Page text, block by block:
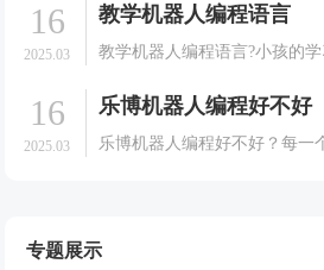
子的学习方面可以说是相当的
要孩子.
16
2025.03
教学机器人编程语言
教学机器人编程语言?小孩的
一些能有利于孩子成长的课程
了解一.
16
2025.03
乐博机器人编程好不好
乐博机器人编程好不好？每一
有利于孩.
专题展示